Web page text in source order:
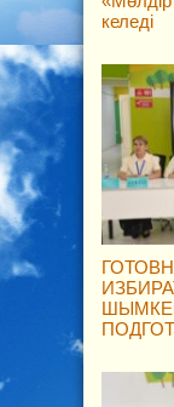
келеді